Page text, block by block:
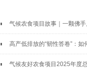
气候农食项目故事｜一颗佛
高产低排放的“韧性答卷”：
气候友好农食项目2025年度